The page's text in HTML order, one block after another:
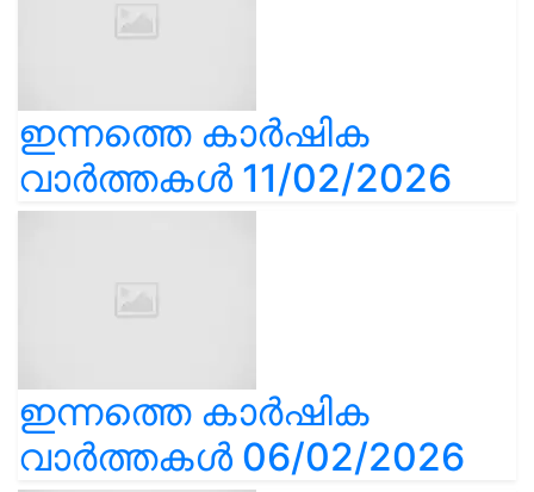
ഇന്നത്തെ കാർഷിക
വാർത്തകൾ 11/02/2026
ഇന്നത്തെ കാർഷിക
വാർത്തകൾ 06/02/2026